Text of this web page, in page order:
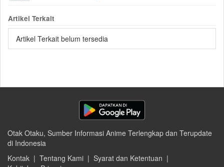
Artikel Terkait
Artikel Terkait belum tersedia
Otak Otaku, Sumber Informasi Anime Terlengkap dan Terupdate
di Indonesia
Kontak | Tentang Kami | Syarat dan Ketentuan |